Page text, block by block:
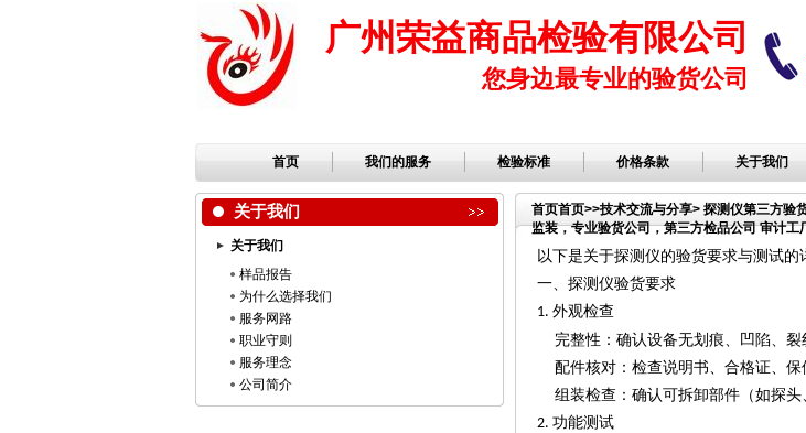
广州荣益商品检验有限公司
您身边最专业的验货公司
首页 我们的服务 检验标准 价格条款 关于我们
关于我们
关于我们
样品报告
为什么选择我们
服务网路
职业守则
服务理念
公司简介
首页首页>>技术交流与分享> 探测仪第三方验
监装，专业验货公司，第三方检品公司 审计
公司，服装检品，鞋子检品公司，验货服务
以下是关于探测仪的验货要求与测试的
一、探测仪验货要求
1. 外观检查
完整性：确认设备无划痕、凹陷、
配件核对：检查说明书、合格证、
组装检查：确认可拆卸部件（如探头
2. 功能测试